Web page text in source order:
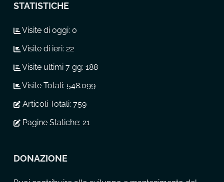
STATISTICHE
Visite di oggi: 0
Visite di ieri: 22
Visite ultimi 7 gg: 188
Visite Totali: 548.099
Articoli Totali: 759
Pagine Statiche: 21
DONAZIONE